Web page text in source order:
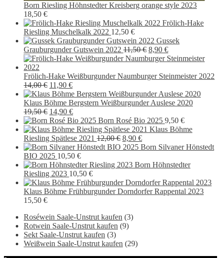
Born Riesling Höhnstedter Kreisberg orange style 2023
18,50 €
Frölich-Hake
Riesling Muschelkalk 2022 12,50 €
Gussek
Grauburgunder Gutswein 2022 11,50€ Ursprünglicher
Preis
11,50 €
8,90 €Aktueller
Preis
8,90 €.
Frölich-Hake Weißburgunder Naumburger Steinmeister 2022
14,00€ Ursprünglicher
Preis
war:
14,00 €
11,90 €Aktueller
Preis
ist:
11,90 €.
Klaus Böhme Bergstern Weißburgunder Auslese 2020
19,50€ Ursprünglicher
Preis
war:
19,50 €
14,90 €Aktueller
Preis
ist:
14,90 €.
Born Rosé Bio 2025 9,50 €
Klaus Böhme
Riesling Spätlese 2021 12,00€ Ursprünglicher
Preis
12,00 €
8,90 €Aktueller
Preis
8,90 €.
Born Silvaner Hönstedt
BIO 2025 10,50 €
Born Höhnstedter
Riesling 2023 10,50 €
Klaus Böhme Frühburgunder Dorndorfer Rappental 2023
15,50 €
Roséwein Saale-Unstrut kaufen (3)
Rotwein Saale-Unstrut kaufen (9)
Sekt Saale-Unstrut kaufen (3)
Weißwein Saale-Unstrut kaufen (29)